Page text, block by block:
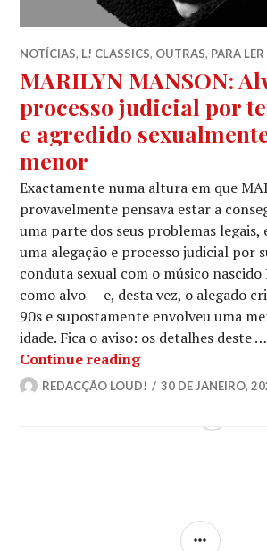
NOTÍCIAS, L! CLASSICS, OUTRAS, PARA LER
MARILYN MANSON:
processo judicial por
e agredido
menor
Exactamente numa altura em que
provavelmente pensava estar a
uma parte dos seus problemas legais,
uma alegação e processo judicial por
conduta sexual com o músico
como alvo — e, desta vez, o alegado
90s e supostamente envolveu uma
idade. Fica o aviso: os detalhes deste …
Continue readingMARILYN
REDACÇÃO LOUD! 30 DE JANEIRO,